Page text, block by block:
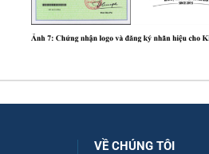
VỀ CHÚNG TÔI